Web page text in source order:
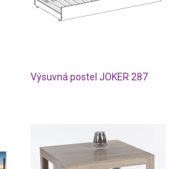
Výsuvná postel JOKER 287